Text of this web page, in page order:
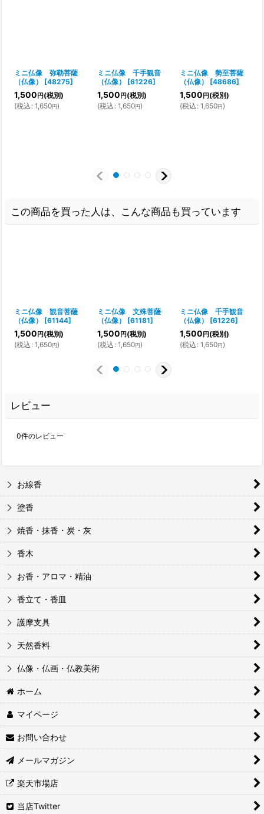
ミニ仏像 弥勒菩薩
（仏像）
[48275]
1,500 円 (税別)
(税込 : 1,650円)
ミニ仏像 千手観音
（仏像）
[61226]
1,500 円(税別)
(税込 : 1,650円)
ミニ仏像 勢至菩薩
（仏像）
[48686]
1,500 円 (税別)
(税込 : 1,650円)
この商品を買った人は、こんな商品も買っています
ミニ仏像 観音菩薩
（仏像）
[61144]
1,500 円 (税別)
(税込 : 1,650円)
ミニ仏像 文殊菩薩
（仏像）
[61181]
1,500 円(税別)
(税込 : 1,650円)
ミニ仏像 千手観音
（仏像）
[61226]
1,500 円 (税別)
(税込 : 1,650円)
レビュー
0件のレビュー
お線香
塗香
焼香・抹香・炭・灰
香木
お香・アロマ・精油
香立て・香皿
護摩支具
天然香料
仏像・仏画・仏教美術
ホーム
マイページ
お問い合わせ
メールマガジン
楽天市場店
当店Twitter